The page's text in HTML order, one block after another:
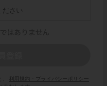
利用規約・プライバシーポリシー